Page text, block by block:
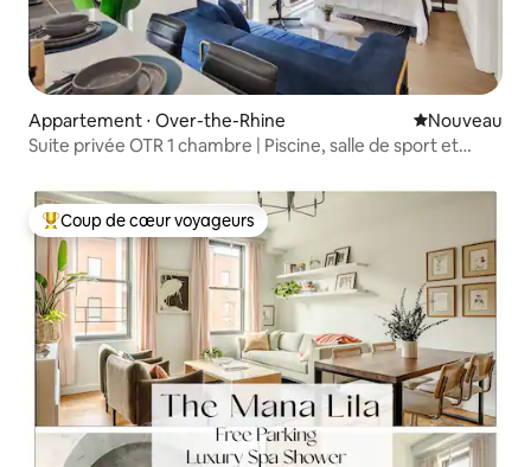
Appartement ⋅ Over-the-Rhine Nouvel
Nouveau
Suite privée OTR 1 chambre | Piscine, salle de sport et
Coups de cœur voyageurs les plus appréciés
Coup de cœur voyageurs